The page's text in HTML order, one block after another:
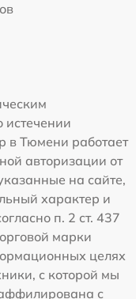
истечении
в Тюмени работает
авторизации от
на сайте,
характер и
п. 2 ст. 437
марки
целях
с которой мы
с